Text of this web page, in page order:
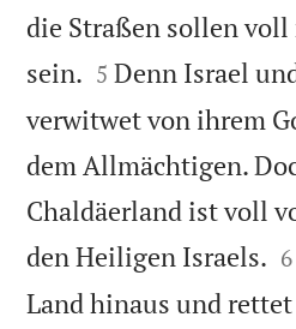
die Straßen sollen
sein. 

5 Denn Israel
verwitwet von ihrem
dem Allmächtigen.
Chaldäerland ist voll
den Heiligen Israels. 
6
Land hinaus und rettet